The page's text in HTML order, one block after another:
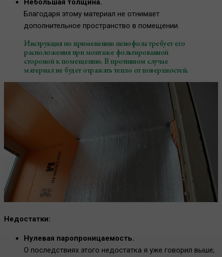
Небольшая толщина.
Благодаря этому материал не отнимает
дополнительное пространство в помещении.
Инструкция по применению пенофола требует его
расположения при монтаже фольгированной
стороной к помещению. В противном случае
материал не будет отражать тепло от поверхностей.
Недостатки:
Нулевая паропроницаемость.
О последствиях этого недостатка я уже говорил выше;